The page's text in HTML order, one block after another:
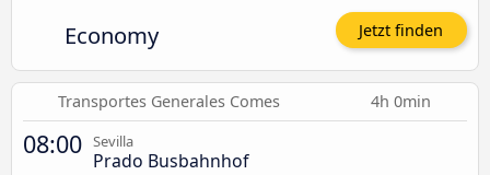
Economy Jetzt finden
Transportes Generales Comes 4h 0min
08:00 Sevilla
Prado Busbahnhof